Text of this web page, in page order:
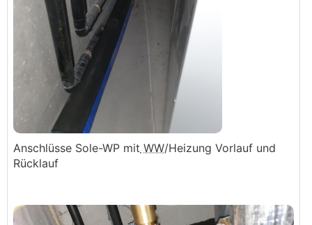
Anschlüsse Sole-WP mit WW/Heizung Vorlauf und
Rücklauf